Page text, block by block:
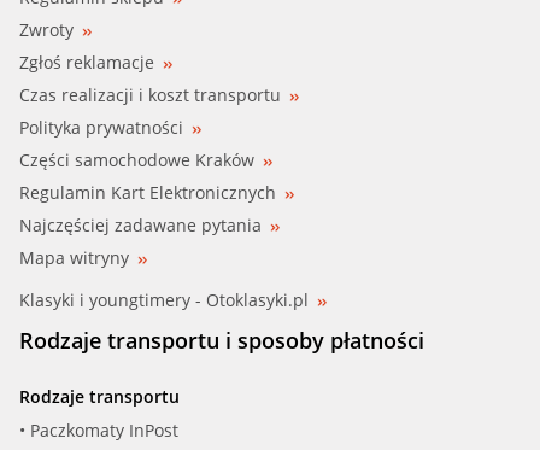
Zwroty
Zgłoś reklamacje
Czas realizacji i koszt transportu
Polityka prywatności
Części samochodowe Kraków
Regulamin Kart Elektronicznych
Najczęściej zadawane pytania
Mapa witryny
Klasyki i youngtimery - Otoklasyki.pl
Rodzaje transportu i sposoby płatności
Rodzaje transportu
• Paczkomaty InPost